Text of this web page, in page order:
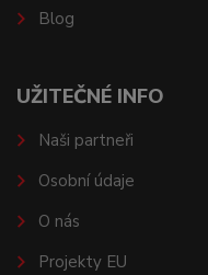
Blog
UŽITEČNÉ INFO
Naši partneři
Osobní údaje
O nás
Projekty EU